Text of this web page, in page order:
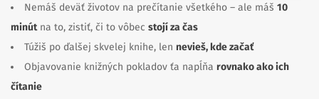
Nemáš deväť životov na prečítanie všetkého – ale máš 10
minútna to, zistiť, či to vôbec stojí za čas
Túžiš po ďalšej skvelej knihe, len nevieš, kde začať
Objavovanie knižných pokladov ťa napĺňa rovnako ako ich
čítanie